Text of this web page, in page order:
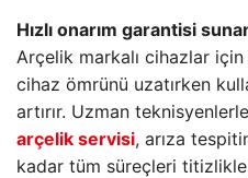
Hızlı onarım garantisi
Arçelik markalı cihazlar
cihaz ömrünü uzatırken
artırır. Uzman
arçelik servisi, arıza
kadar tüm süreçleri titizlikle